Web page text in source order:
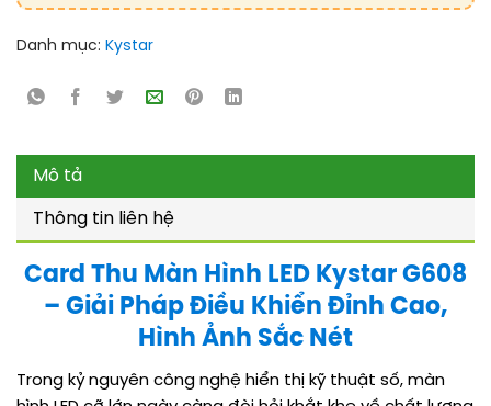
Danh mục: Kystar
Mô tả
Thông tin liên hệ
Card Thu Màn Hình LED Kystar G608
– Giải Pháp Điều Khiển Đỉnh Cao,
Hình Ảnh Sắc Nét
Trong kỷ nguyên công nghệ hiển thị kỹ thuật số, màn